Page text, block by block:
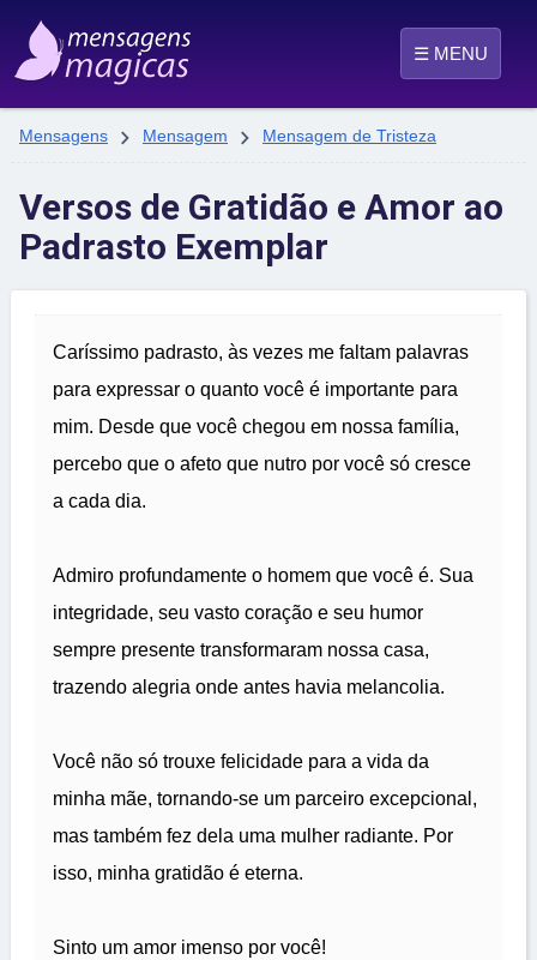
☰ MENU
Mensagens  Mensagem  Mensagem de Tristeza
Versos de Gratidão e Amor ao
Padrasto Exemplar
Caríssimo padrasto, às vezes me faltam palavras
para expressar o quanto você é importante para
mim. Desde que você chegou em nossa família,
percebo que o afeto que nutro por você só cresce
a cada dia.
Admiro profundamente o homem que você é. Sua
integridade, seu vasto coração e seu humor
sempre presente transformaram nossa casa,
trazendo alegria onde antes havia melancolia.
Você não só trouxe felicidade para a vida da
minha mãe, tornando-se um parceiro excepcional,
mas também fez dela uma mulher radiante. Por
isso, minha gratidão é eterna.
Sinto um amor imenso por você!